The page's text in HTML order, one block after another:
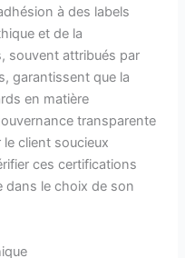
à des labels
et de la
souvent attribués par
garantissent que la
en matière
transparente
client soucieux
ces certifications
dans le choix de son